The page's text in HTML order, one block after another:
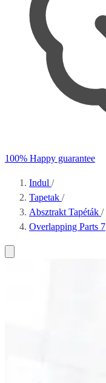
100% Happy guarantee
Indul /
Tapetak /
Absztrakt Tapéták /
Overlapping Parts 7